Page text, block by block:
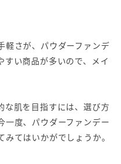
軽さが、パウダーファンデ
すい商品が多いので、メイ
な肌を目指すには、選び方
一度、パウダーファンデー
てはいかがでしょうか。